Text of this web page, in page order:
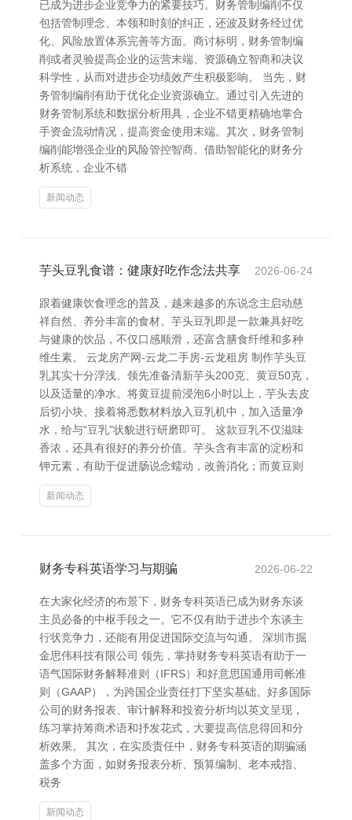
已成为进步企业竞争力的紧要技巧。财务管制编削不仅
包括管制理念、本领和时刻的纠正，还波及财务经过优
化、风险放置体系完善等方面。商讨标明，财务管制编
削或者灵验提高企业的运营末端、资源确立智商和决议
科学性，从而对进步企功绩效产生积极影响。 当先，财
务管制编削有助于优化企业资源确立。通过引入先进的
财务管制系统和数据分析用具，企业不错更精确地掌合
手资金流动情况，提高资金使用末端。其次，财务管制
编削能增强企业的风险管控智商。借助智能化的财务分
析系统，企业不错
新闻动态
芋头豆乳食谱：健康好吃作念法共享 2026-06-24
跟着健康饮食理念的普及，越来越多的东说念主启动慈
祥自然、养分丰富的食材。芋头豆乳即是一款兼具好吃
与健康的饮品，不仅口感顺滑，还富含膳食纤维和多种
维生素。 云龙房产网-云龙二手房-云龙租房 制作芋头豆
乳其实十分浮浅。领先准备清新芋头200克、黄豆50克，
以及适量的净水。将黄豆提前浸泡6小时以上，芋头去皮
后切小块。接着将悉数材料放入豆乳机中，加入适量净
水，给与“豆乳”状貌进行研磨即可。 这款豆乳不仅滋味
香浓，还具有很好的养分价值。芋头含有丰富的淀粉和
钾元素，有助于促进肠说念蠕动，改善消化；而黄豆则
新闻动态
财务专科英语学习与期骗 2026-06-22
在大家化经济的布景下，财务专科英语已成为财务东谈
主员必备的中枢手段之一。它不仅有助于进步个东谈主
行状竞争力，还能有用促进国际交流与勾通。 深圳市掘
金思伟科技有限公司 领先，掌持财务专科英语有助于一
语气国际财务解释准则（IFRS）和好意思国通用司帐准
则（GAAP），为跨国企业责任打下坚实基础。好多国际
公司的财务报表、审计解释和投资分析均以英文呈现，
练习掌持筹商术语和抒发花式，大要提高信息得回和分
析效果。 其次，在实质责任中，财务专科英语的期骗涵
盖多个方面，如财务报表分析、预算编制、老本戒指、
税务
新闻动态